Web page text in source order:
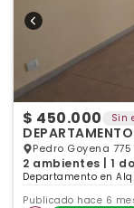
$ 450.000 Sin
Pedro Goyena
2 ambientes | 1
Departamento en
Publicado hace 6